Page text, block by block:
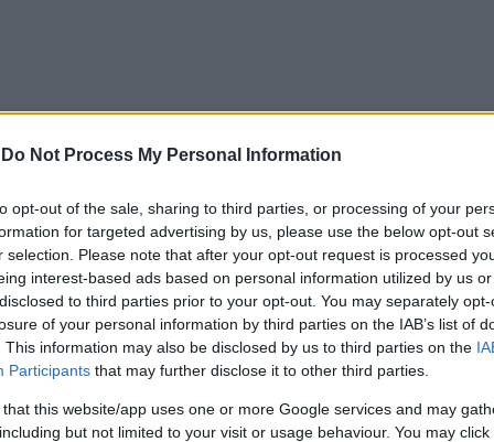
Do Not Process My Personal Information
opt-out of the sale, sharing to third parties, or processing of your
for targeted advertising by us, please use the below opt-out
selection. Please note that after your opt-out request is processed
interest-based ads based on personal information utilized by us
to third parties prior to your opt-out. You may separately
of your personal information by third parties on the IAB’s list of
This information may also be disclosed by us to third parties on the
Participants that may further disclose it to other third parties.
that this website/app uses one or more Google services and may
but not limited to your visit or usage behaviour. You may
από άλλη εποχή
στο συνέδριο της Αμερικανικής Εταιρείας
καθημερινή διατροφή θα μπορούσε να χρησιμεύσει
μείωση του κινδύνου χρόνιων ασθενειών.
περιέλαβε 72 ενήλικες με προδιαβήτη, μια κατάσταση
των λιπιδίων και χρόνια φλεγμονή χαμηλού βαθμού -
νοσημάτων και διαβήτη τύπου 2. Ειδικότερα, οι
μία κατανάλωνε καθημερινά ένα φλιτζάνι ρεβίθια, η
ομάδα ελέγχου -ρύζι.